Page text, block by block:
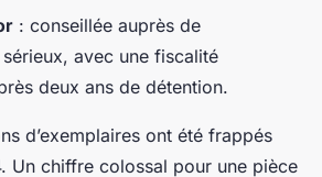
: conseillée auprès de
avec une fiscalité
deux ans de détention.
d’exemplaires ont été frappés
Un chiffre colossal pour une pièce